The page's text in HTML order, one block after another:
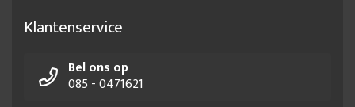
Klantenservice
Bel ons op
085 - 0471621